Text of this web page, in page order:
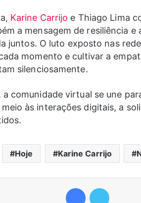
Karine Carrijo e Thiago Lima
a mensagem de resiliência e
juntos. O luto exposto nas
momento e cultivar a
silenciosamente.
comunidade virtual se une
às interações digitais, a
Hoje Karine Carrijo
Facebook